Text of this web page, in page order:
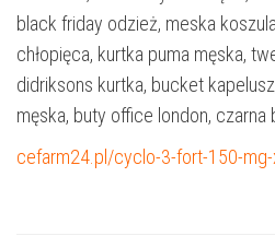
black friday odzież, meska
chłopięca, kurtka puma męska,
didriksons kurtka, bucket
męska, buty office london, czarna
cefarm24.pl/cyclo-3-fort-150-